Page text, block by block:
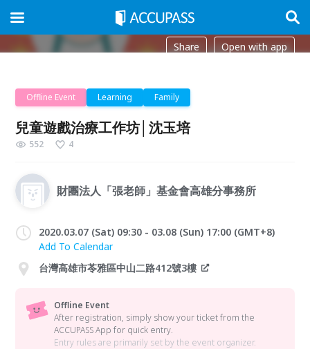
Share Open with app
Offline Event Learning Family
兒童遊戲治療工作坊│沈玉培
552 4
財團法人「張老師」基金會高雄分事務所
2020.03.07 (Sat) 09:30 - 03.08 (Sun) 17:00 (GMT+8)
Add To Calendar
台灣高雄市苓雅區中山二路412號3樓
Offline Event
After registration, simply show your ticket from the
ACCUPASS App for quick entry.
Entry rules are primarily set by the event organizer.